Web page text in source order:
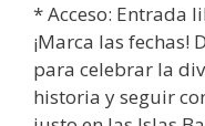
* Acceso: Entrada
¡Marca las fechas!
para celebrar la
historia y seguir